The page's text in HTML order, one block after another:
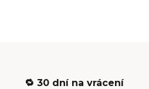
🔁 30 dní na vrácení